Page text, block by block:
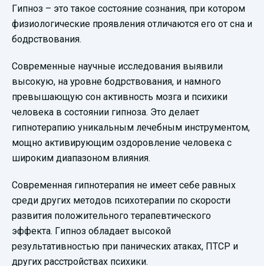
Гипноз – это такое состояние сознания, при котором
физиологические проявления отличаются его от сна и
бодрствования.
Современные научные исследования выявили
высокую, на уровне бодрствования, и намного
превышающую сон активность мозга и психики
человека в состоянии гипноза. Это делает
гипнотерапию уникальным лечебным инструментом,
мощно активирующим оздоровление человека с
широким диапазоном влияния.
Современная гипнотерапия не имеет себе равных
среди других методов психотерапии по скорости
развития положительного терапевтического
эффекта. Гипноз обладает высокой
результативностью при панических атаках, ПТСР и
других расстройствах психики.